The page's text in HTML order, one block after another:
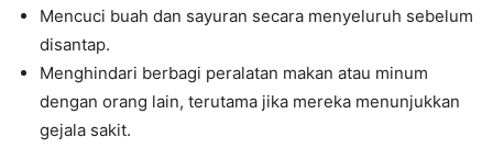
Mencuci buah dan sayuran secara menyeluruh sebelum
disantap.
Menghindari berbagi peralatan makan atau minum
dengan orang lain, terutama jika mereka menunjukkan
gejala sakit.